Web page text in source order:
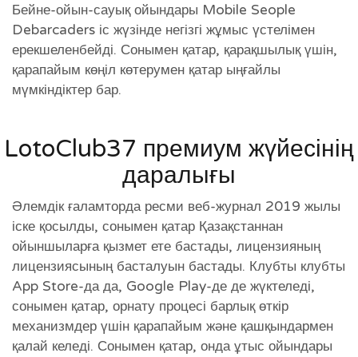
Бейне-ойын-сауық ойындары Mobile Seople
Debarcaders іс жүзінде негізгі жұмыс үстелімен
ерекшеленбейді. Сонымен қатар, қарақшылық үшін,
қарапайым көңіл көтерумен қатар ыңғайлы
мүмкіндіктер бар.
LotoClub37 премиум жүйесінің
даралығы
Әлемдік ғаламторда ресми веб-журнал 2019 жылы
іске қосылды, сонымен қатар Қазақстаннан
ойыншыларға қызмет ете бастады, лицензияның
лицензиясының басталуын бастады. Клубты клубты
App Store-да да, Google Play-де де жүктеледі,
сонымен қатар, орнату процесі барлық өткір
механизмдер үшін қарапайым және қашқындармен
қалай келеді. Сонымен қатар, онда ұтыс ойындары